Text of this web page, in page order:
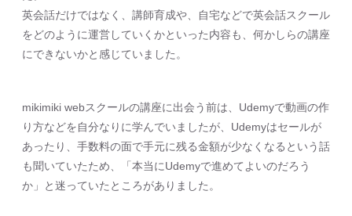
英会話だけではなく、講師育成や、自宅などで英会話スクール
をどのように運営していくかといった内容も、何かしらの講座
にできないかと感じていました。
mikimiki webスクールの講座に出会う前は、Udemyで動画の作
り方などを自分なりに学んでいましたが、Udemyはセールが
あったり、手数料の面で手元に残る金額が少なくなるという話
も聞いていたため、「本当にUdemyで進めてよいのだろう
か」と迷っていたところがありました。